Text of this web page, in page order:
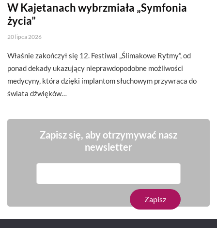
W Kajetanach wybrzmiała „Symfonia
życia”
20 lipca 2026
Właśnie zakończył się 12. Festiwal „Ślimakowe Rytmy”, od
ponad dekady ukazujący nieprawdopodobne możliwości
medycyny, która dzięki implantom słuchowym przywraca do
świata dźwięków…
Zapisz się, aby otrzymywać nasz
newsletter